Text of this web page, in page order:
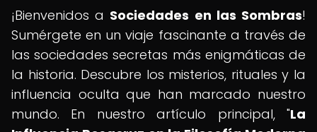
¡Bienvenidos a Sociedades en las Sombras!
Sumérgete en un viaje fascinante a través de
las sociedades secretas más enigmáticas de
la historia. Descubre los misterios, rituales y la
influencia oculta que han marcado nuestro
mundo. En nuestro artículo principal, "La